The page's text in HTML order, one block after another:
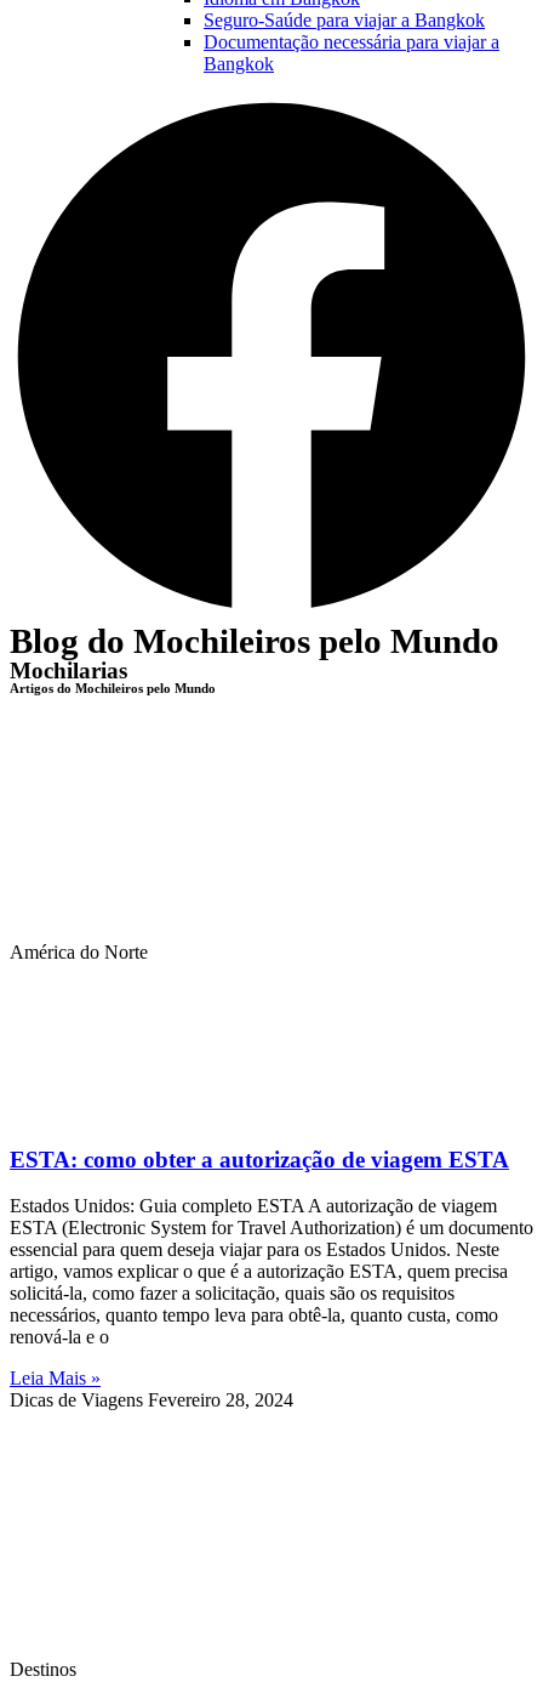
Seguro-Saúde para viajar a Bangkok
Documentação necessária para viajar a
Bangkok
Blog do Mochileiros pelo Mundo
Mochilarias
Artigos do Mochileiros pelo Mundo
América do Norte
ESTA: como obter a autorização de viagem ESTA
Estados Unidos: Guia completo ESTA A autorização de viagem
ESTA (Electronic System for Travel Authorization) é um documento
essencial para quem deseja viajar para os Estados Unidos. Neste
artigo, vamos explicar o que é a autorização ESTA, quem precisa
solicitá-la, como fazer a solicitação, quais são os requisitos
necessários, quanto tempo leva para obtê-la, quanto custa, como
renová-la e o
Leia Mais »
Dicas de Viagens Fevereiro 28, 2024
Destinos